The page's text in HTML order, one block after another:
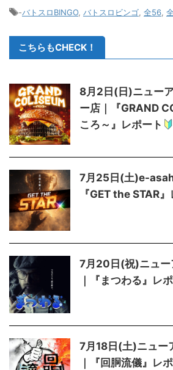
-バトスロBINGO バトスロビンゴ 全56
こちらもCHECK！
8月2日(日)ニュー
ー店｜『GRAND
ころ～』レポート
7月25日(土)e-
『GET the STAR』
7月20日(祝)ニュー
｜『まつわる』レ
7月18日(土)ニュー
｜『回胴流儀』レ